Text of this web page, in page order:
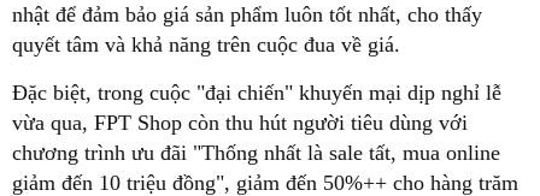
nhật để đảm bảo giá sản phẩm luôn tốt nhất, cho thấy
quyết tâm và khả năng trên cuộc đua về giá.
Đặc biệt, trong cuộc "đại chiến" khuyến mại dịp nghỉ lễ
vừa qua, FPT Shop còn thu hút người tiêu dùng với
chương trình ưu đãi "Thống nhất là sale tất, mua online
giảm đến 10 triệu đồng", giảm đến 50%++ cho hàng trăm